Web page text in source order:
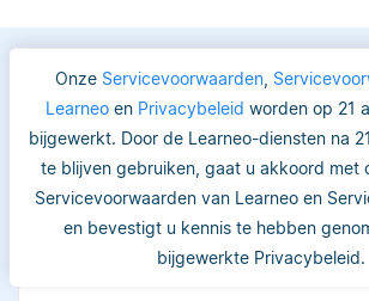
Onze Servicevoorwaarden,
Learneoen Privacybeleid worden op 21
bijgewerkt. Door de Learneo-diensten na
te blijven gebruiken, gaat u akkoord met
Servicevoorwaarden van Learneo en
en bevestigt u kennis te hebben
bijgewerkte Privacybeleid.
Vertrouwde
studenten en